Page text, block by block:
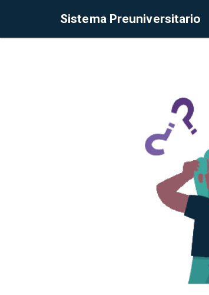
Sistema Preuniversitario